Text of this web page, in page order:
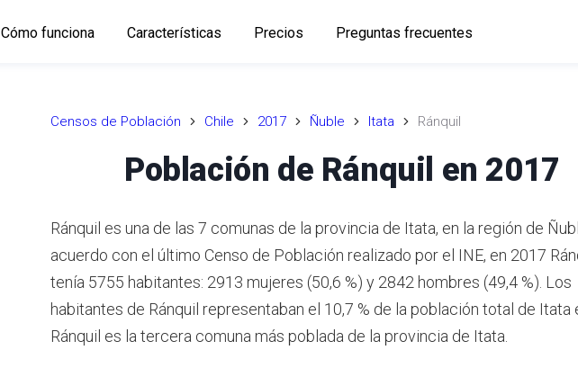
Cómo funciona Características Precios Preguntas frecuentes
Censos de Población Chile 2017 Ñuble Itata Ránquil
Población de Ránquil en 2017
Ránquil es una de las 7 comunas de la provincia de Itata, en la región de
acuerdo con el último Censo de Población realizado por el INE, en 2017
tenía 5755 habitantes: 2913 mujeres (50,6 %) y 2842 hombres (49,4 %). Los
habitantes de Ránquil representaban el 10,7 % de la población total de Itata
Ránquil es la tercera comuna más poblada de la provincia de Itata.